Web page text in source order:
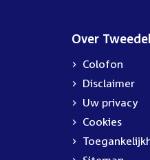
Over
Colofon
Disclaimer
Uw privacy
Cookies